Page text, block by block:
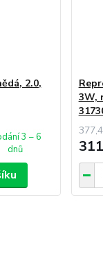
2.0,
3 – 6
dnů
3W,